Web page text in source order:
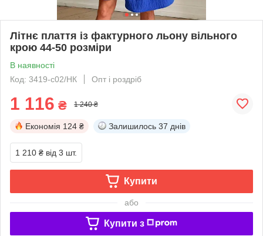
Літнє плаття із фактурного льону вільного
крою 44-50 розміри
В наявності
Код: 3419-c02/НК
Опт і роздріб
1 116 ₴ 1 240 ₴
Економія 124 ₴ Залишилось 37 днів
1 210 ₴ від 3 шт.
Купити
або
Купити з